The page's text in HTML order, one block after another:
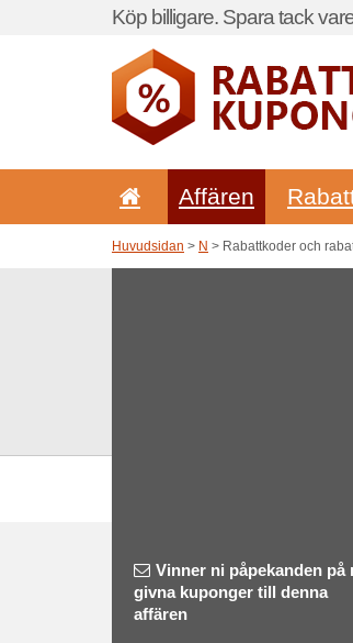
Köp billigare. Spara tack
Affären
Huvudsidan > N > Rabattkoder och
Vinner ni påpekanden på
givna kuponger till denna
affären